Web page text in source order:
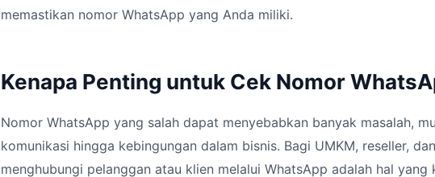
memastikan nomor WhatsApp yang Anda miliki.
Kenapa Penting untuk Cek Nomor
Nomor WhatsApp yang salah dapat menyebabkan banyak masalah,
komunikasi hingga kebingungan dalam bisnis. Bagi UMKM, reseller,
menghubungi pelanggan atau klien melalui WhatsApp adalah hal yang